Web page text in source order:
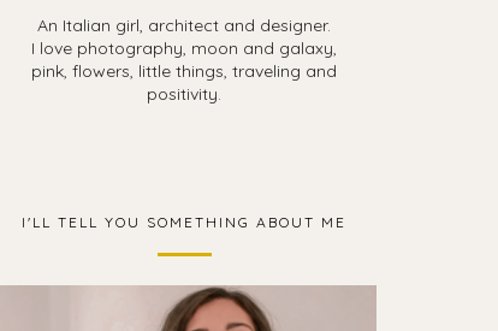
An Italian girl, architect and designer.
I love photography, moon and galaxy,
pink, flowers, little things, traveling and
positivity.
I'LL TELL YOU SOMETHING ABOUT ME